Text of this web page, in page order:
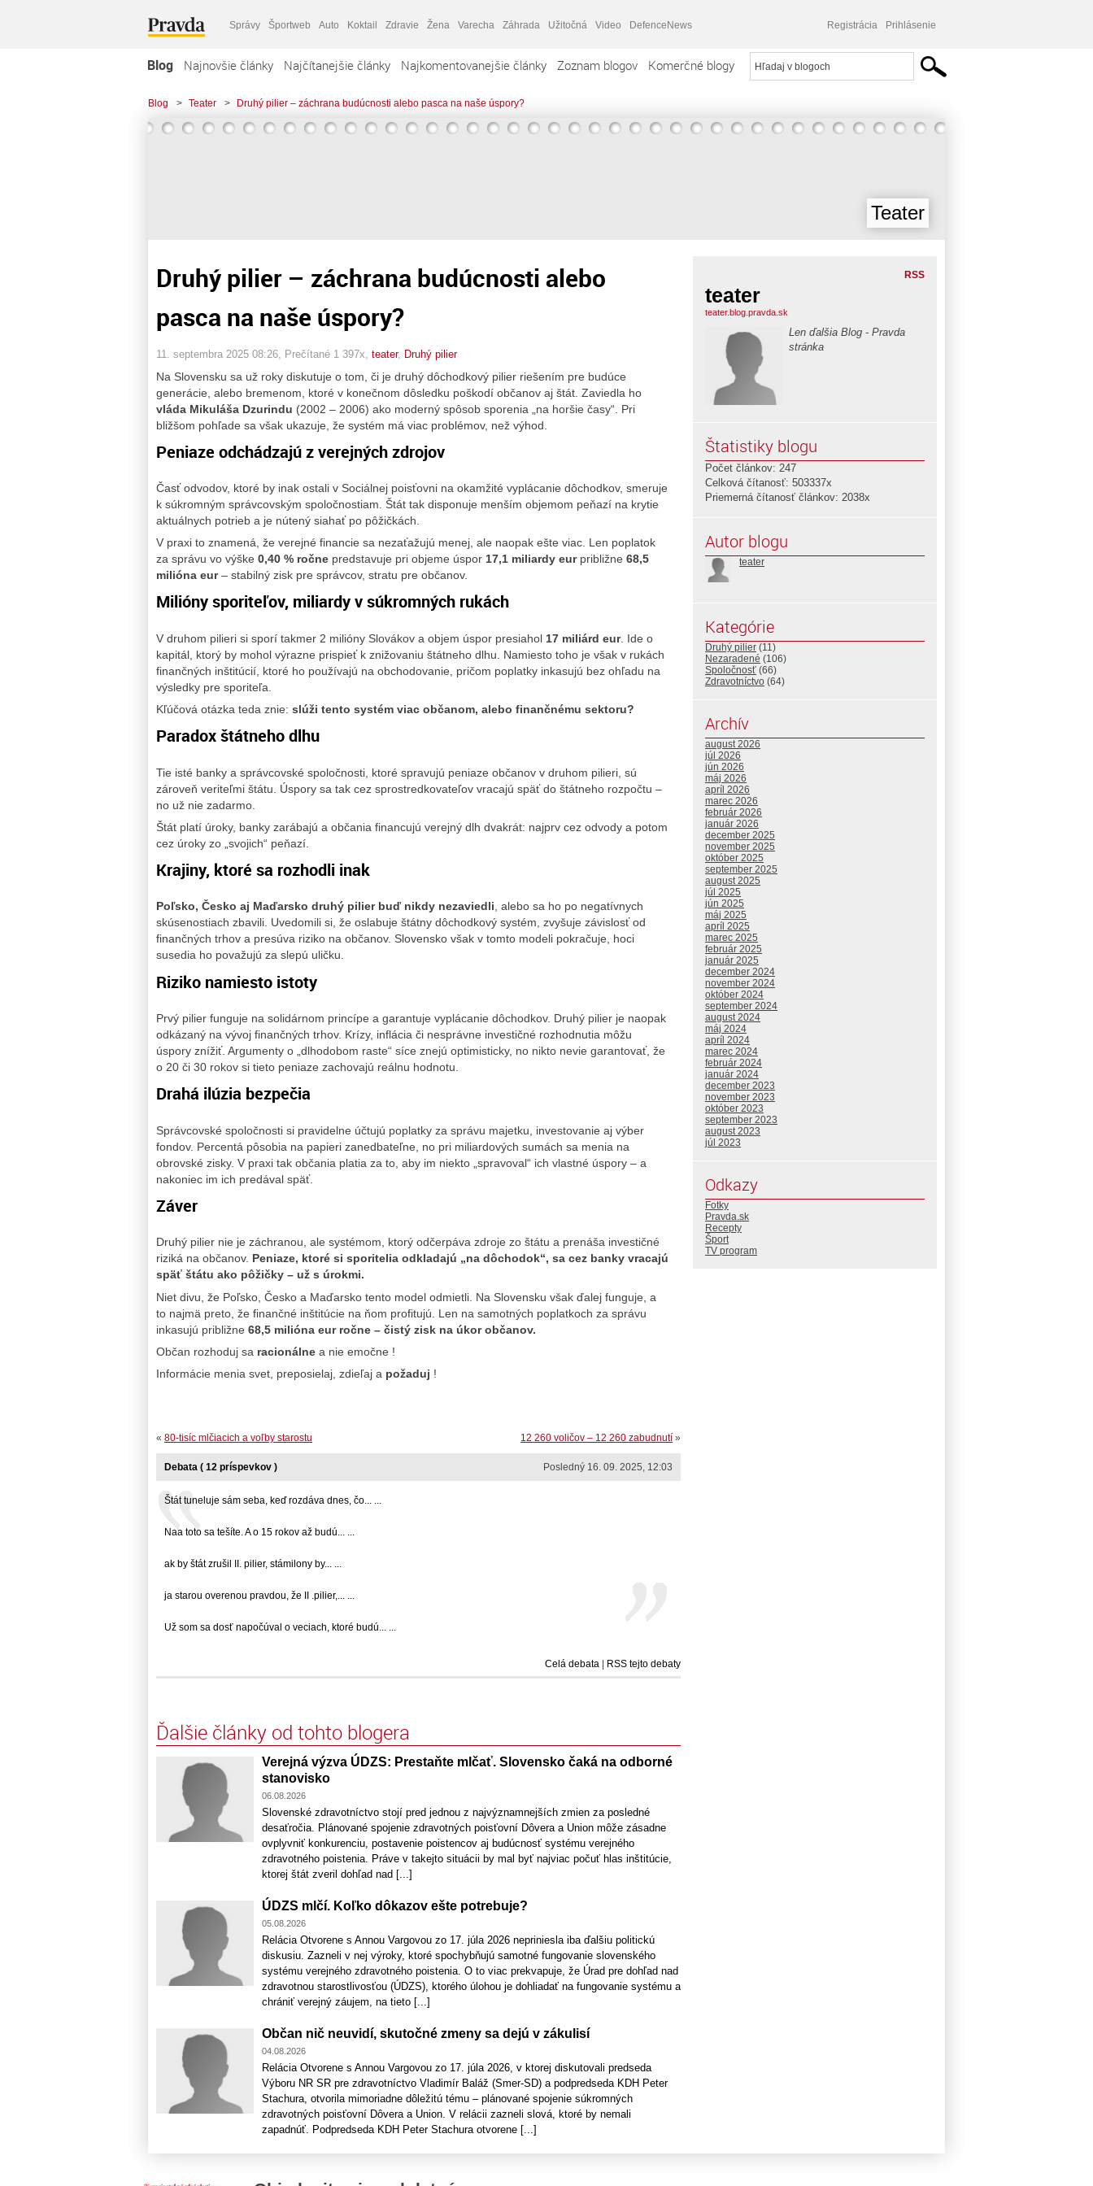
Správy Športweb Auto Koktail Zdravie Žena Varecha Záhrada Užitočná Video DefenceNews Registrácia Prihlásenie
Blog Najnovšie články Najčítanejšie články Najkomentovanejšie články Zoznam blogov Komerčné blogy
Blog > Teater > Druhý pilier – záchrana budúcnosti alebo pasca na naše úspory?
Teater
Druhý pilier – záchrana budúcnosti alebo
pasca na naše úspory?
11. septembra 2025 08:26 , Prečítané 1 397x, teater, Druhý pilier
Na Slovensku sa už roky diskutuje o tom, či je druhý dôchodkový pilier riešením pre budúce
generácie, alebo bremenom, ktoré v konečnom dôsledku poškodí občanov aj štát. Zaviedla ho
vláda Mikuláša Dzurindu (2002 – 2006) ako moderný spôsob sporenia „na horšie časy“. Pri
bližšom pohľade sa však ukazuje, že systém má viac problémov, než výhod.
Peniaze odchádzajú z verejných zdrojov
Časť odvodov, ktoré by inak ostali v Sociálnej poisťovni na okamžité vyplácanie dôchodkov, smeruje
k súkromným správcovským spoločnostiam. Štát tak disponuje menším objemom peňazí na krytie
aktuálnych potrieb a je nútený siahať po pôžičkách.
V praxi to znamená, že verejné financie sa nezaťažujú menej, ale naopak ešte viac. Len poplatok
za správu vo výške 0,40 % ročne predstavuje pri objeme úspor 17,1 miliardy eurpribližne 68,5
milióna eur– stabilný zisk pre správcov, stratu pre občanov.
Milióny sporiteľov, miliardy v súkromných rukách
V druhom pilieri si sporí takmer 2 milióny Slovákov a objem úspor presiahol 17 miliárd eur. Ide o
kapitál, ktorý by mohol výrazne prispieť k znižovaniu štátneho dlhu. Namiesto toho je však v rukách
finančných inštitúcií, ktoré ho používajú na obchodovanie, pričom poplatky inkasujú bez ohľadu na
výsledky pre sporiteľa.
Kľúčová otázka teda znie: slúži tento systém viac občanom, alebo finančnému sektoru?
Paradox štátneho dlhu
Tie isté banky a správcovské spoločnosti, ktoré spravujú peniaze občanov v druhom pilieri, sú
zároveň veriteľmi štátu. Úspory sa tak cez sprostredkovateľov vracajú späť do štátneho rozpočtu –
no už nie zadarmo.
Štát platí úroky, banky zarábajú a občania financujú verejný dlh dvakrát: najprv cez odvody a potom
cez úroky zo „svojich“ peňazí.
Krajiny, ktoré sa rozhodli inak
Poľsko, Česko aj Maďarsko druhý pilier buď nikdy nezaviedli, alebo sa ho po negatívnych
skúsenostiach zbavili. Uvedomili si, že oslabuje štátny dôchodkový systém, zvyšuje závislosť od
finančných trhov a presúva riziko na občanov. Slovensko však v tomto modeli pokračuje, hoci
susedia ho považujú za slepú uličku.
Riziko namiesto istoty
Prvý pilier funguje na solidárnom princípe a garantuje vyplácanie dôchodkov. Druhý pilier je naopak
odkázaný na vývoj finančných trhov. Krízy, inflácia či nesprávne investičné rozhodnutia môžu
úspory znížiť. Argumenty o „dlhodobom raste“ síce znejú optimisticky, no nikto nevie garantovať, že
o 20 či 30 rokov si tieto peniaze zachovajú reálnu hodnotu.
Drahá ilúzia bezpečia
Správcovské spoločnosti si pravidelne účtujú poplatky za správu majetku, investovanie aj výber
fondov. Percentá pôsobia na papieri zanedbateľne, no pri miliardových sumách sa menia na
obrovské zisky. V praxi tak občania platia za to, aby im niekto „spravoval“ ich vlastné úspory – a
nakoniec im ich predával späť.
Záver
Druhý pilier nie je záchranou, ale systémom, ktorý odčerpáva zdroje zo štátu a prenáša investičné
riziká na občanov. Peniaze, ktoré si sporitelia odkladajú „na dôchodok“, sa cez banky vracajú
späť štátu ako pôžičky – už s úrokmi.
Niet divu, že Poľsko, Česko a Maďarsko tento model odmietli. Na Slovensku však ďalej funguje, a
to najmä preto, že finančné inštitúcie na ňom profitujú. Len na samotných poplatkoch za správu
inkasujú približne 68,5 milióna eur ročne – čistý zisk na úkor občanov.
Občan rozhoduj sa racionálne a nie emočne !
Informácie menia svet, preposielaj, zdieľaj a požaduj !
12 260 voličov – 12 260 zabudnutí »
« 80-tisíc mlčiacich a voľby starostu
Posledný 16. 09. 2025, 12:03
Debata ( 12 príspevkov )
Štát tuneluje sám seba, keď rozdáva dnes, čo... ...
Naa toto sa tešíte. A o 15 rokov až budú... ...
ak by štát zrušil II. pilier, stámilony by... ...
ja starou overenou pravdou, že II .pilier,... ...
Už som sa dosť napočúval o veciach, ktoré budú... ...
Celá debata RSS tejto debaty
Ďalšie články od tohto blogera
Verejná výzva ÚDZS: Prestaňte mlčať. Slovensko čaká na odborné
stanovisko
06.08.2026
Slovenské zdravotníctvo stojí pred jednou z najvýznamnejších zmien za posledné
desaťročia. Plánované spojenie zdravotných poisťovní Dôvera a Union môže zásadne
ovplyvniť konkurenciu, postavenie poistencov aj budúcnosť systému verejného
zdravotného poistenia. Práve v takejto situácii by mal byť najviac počuť hlas inštitúcie,
ktorej štát zveril dohľad nad [...]
ÚDZS mlčí. Koľko dôkazov ešte potrebuje?
05.08.2026
Relácia Otvorene s Annou Vargovou zo 17. júla 2026 nepriniesla iba ďalšiu politickú
diskusiu. Zazneli v nej výroky, ktoré spochybňujú samotné fungovanie slovenského
systému verejného zdravotného poistenia. O to viac prekvapuje, že Úrad pre dohľad nad
zdravotnou starostlivosťou (ÚDZS), ktorého úlohou je dohliadať na fungovanie systému a
chrániť verejný záujem, na tieto [...]
Občan nič neuvidí, skutočné zmeny sa dejú v zákulisí
04.08.2026
Relácia Otvorene s Annou Vargovou zo 17. júla 2026, v ktorej diskutovali predseda
Výboru NR SR pre zdravotníctvo Vladimír Baláž (Smer-SD) a podpredseda KDH Peter
Stachura, otvorila mimoriadne dôležitú tému – plánované spojenie súkromných
zdravotných poisťovní Dôvera a Union. V relácii zazneli slová, ktoré by nemali
zapadnúť. Podpredseda KDH Peter Stachura otvorene [...]
RSS
teater
teater.blog.pravda.sk
Len ďalšia Blog - Pravda
stránka
Štatistiky blogu
Počet článkov: 247
Celková čítanosť: 503337x
Priemerná čítanosť článkov: 2038x
Autor blogu
teater
Kategórie
Druhý pilier (11)
Nezaradené (106)
Spoločnosť (66)
Zdravotníctvo (64)
Archív
august 2026
júl 2026
jún 2026
máj 2026
apríl 2026
marec 2026
február 2026
január 2026
december 2025
november 2025
október 2025
september 2025
august 2025
júl 2025
jún 2025
máj 2025
apríl 2025
marec 2025
február 2025
január 2025
december 2024
november 2024
október 2024
september 2024
august 2024
máj 2024
apríl 2024
marec 2024
február 2024
január 2024
december 2023
november 2023
október 2023
september 2023
august 2023
júl 2023
Odkazy
Fotky
Pravda.sk
Recepty
Šport
TV program